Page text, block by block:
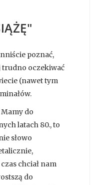
poznać,
trudno oczekiwać
(nawet tym
do
latach 80., to
słowo
chciał nam
do